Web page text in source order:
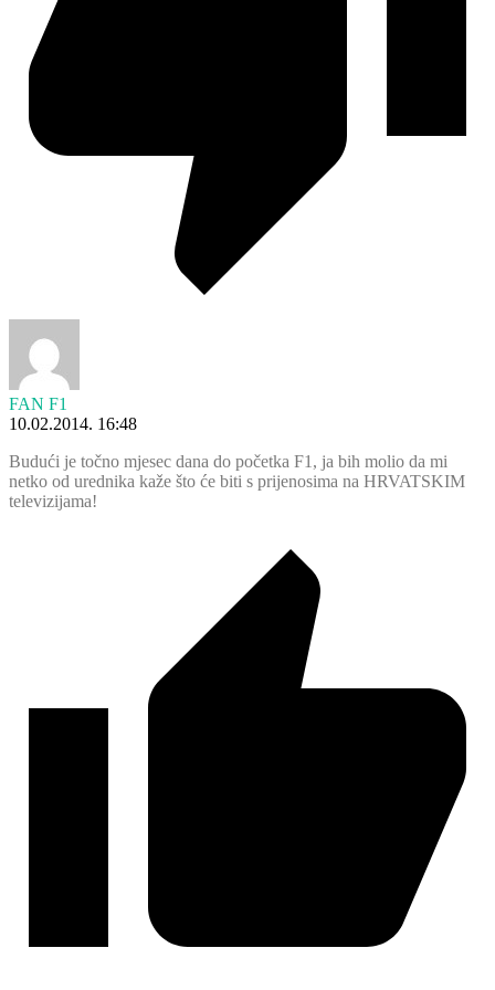
FAN F1
10.02.2014. 16:48
Budući je točno mjesec dana do početka F1, ja bih molio da mi
netko od urednika kaže što će biti s prijenosima na HRVATSKIM
televizijama!